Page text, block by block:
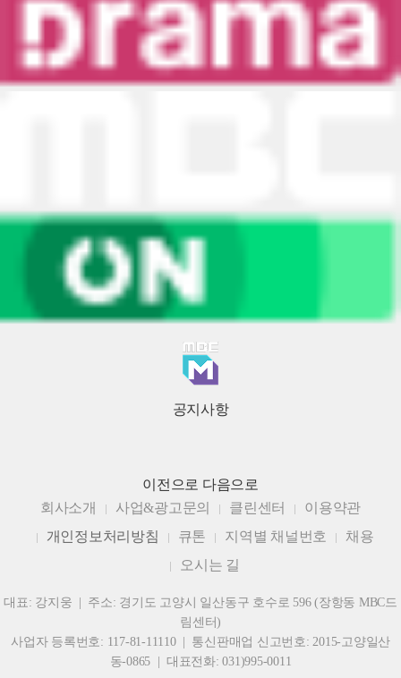
공지사항
이전으로 다음으로
회사소개
사업&광고문의 클린센터
이용약관
개인정보처리방침
큐톤 지역별 채널번호
채용
오시는 길
대표: 강지웅 | 주소: 경기도 고양시 일산동구 호수로 596 (장항동 MBC드
림센터)
사업자 등록번호: 117-81-11110 | 통신판매업 신고번호: 2015-고양일산
동-0865 | 대표전화: 031)995-0011